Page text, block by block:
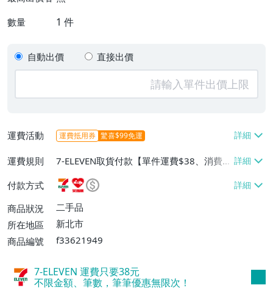
數量 1 件
自動出價 直接出價
運費活動 運費抵用券 驚喜$99免運
運費規則
7-ELEVEN取貨付款【單件運費$38、消費滿
$2000免運費】、萊爾富取貨付款【單件運
費$60、消費滿$2000免運費】、面交/自
取/不寄送【免運費】、郵局掛號【單件運
費$80、消費滿$2000免運費】
付款方式
商品狀況
二手品
所在地區
新北市
商品編號
f33621949
7-ELEVEN 運費只要38元
不限金額、筆數，筆筆優惠無限次！